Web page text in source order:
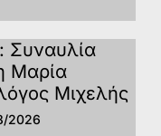
Συναυλία
Μαρία
Μιχελής
2026